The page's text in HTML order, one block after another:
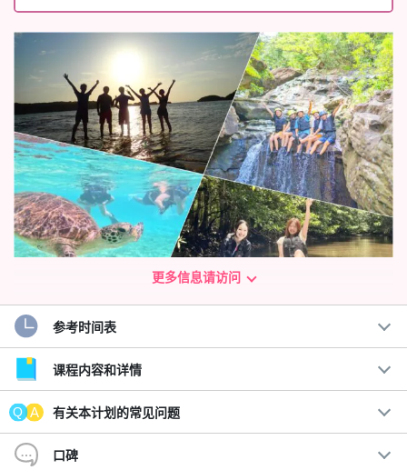
按照我们自己的节奏豪华私人游
何不聘请一名导游，尽情享受西表岛的风光？
您可以事先商量好在西表岛想做的事情！在包船旅行中，您可以尽
更多信息请访问
参考时间表
课程内容和详情
有关本计划的常见问题
口碑